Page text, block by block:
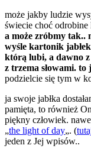
może jakby ludzie
świecie choć
a może zróbmy tak..
wyśle kartonik
którą lubi, a dawno z
z trzema słowami. to
podzielcie się tym w
ja swoje jabłka
pamięta, to również
piękny człowiek.
„the light of day„. (
jeden z Jej wpisów..